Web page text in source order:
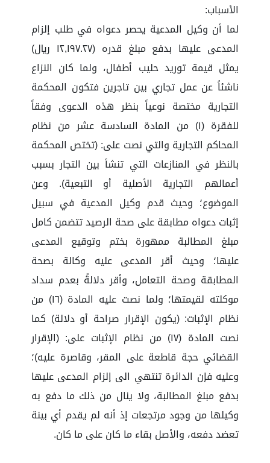
الأسباب:
لما أن وكيل المدعية يحصر دعواه في طلب إلزام
المدعى عليها بدفع مبلغ قدره (١٢,١٩٧.٢٧ ريال)
يمثل قيمة توريد حليب أطفال، ولما كان النزاع
ناشئاً عن عمل تجاري بين تاجرين فتكون المحكمة
التجارية مختصة نوعياً بنظر هذه الدعوى وفقاً
للفقرة (١) من المادة السادسة عشر من نظام
المحاكم التجارية والتي نصت على: (تختص المحكمة
بالنظر في المنازعات التي تنشأ بين التجار بسبب
أعمالهم التجارية الأصلية أو التبعية). وعن
الموضوع؛ وحيث قدم وكيل المدعية في سبيل
إثبات دعواه مطابقة على صحة الرصيد تتضمن كامل
مبلغ المطالبة ممهورة بختم وتوقيع المدعى
عليها؛ وحيث أقر المدعى عليه وكالة بصحة
المطابقة وصحة التعامل، وأقر دلالةً بعدم سداد
موكلته لقيمتها؛ ولما نصت عليه المادة (١٦) من
نظام الإثبات: (يكون الإقرار صراحة أو دلالة) كما
نصت المادة (١٧) من نظام الإثبات على: (الإقرار
القضائي حجة قاطعة على المقر، وقاصرة عليه)؛
وعليه فإن الدائرة تنتهي الى إلزام المدعى عليها
بدفع مبلغ المطالبة، ولا ينال من ذلك ما دفع به
وكيلها من وجود مرتجعات إذ أنه لم يقدم أي بينة
تعضد دفعه، والأصل بقاء ما كان على ما كان.